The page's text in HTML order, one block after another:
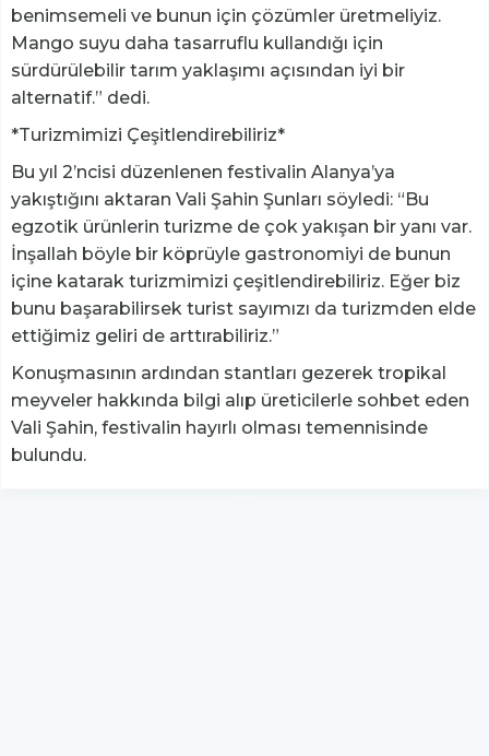
benimsemeli ve bunun için çözümler üretmeliyiz.
Mango suyu daha tasarruflu kullandığı için
sürdürülebilir tarım yaklaşımı açısından iyi bir
alternatif.” dedi.
*Turizmimizi Çeşitlendirebiliriz*
Bu yıl 2’ncisi düzenlenen festivalin Alanya’ya
yakıştığını aktaran Vali Şahin Şunları söyledi: “Bu
egzotik ürünlerin turizme de çok yakışan bir yanı var.
İnşallah böyle bir köprüyle gastronomiyi de bunun
içine katarak turizmimizi çeşitlendirebiliriz. Eğer biz
bunu başarabilirsek turist sayımızı da turizmden elde
ettiğimiz geliri de arttırabiliriz.”
Konuşmasının ardından stantları gezerek tropikal
meyveler hakkında bilgi alıp üreticilerle sohbet eden
Vali Şahin, festivalin hayırlı olması temennisinde
bulundu.